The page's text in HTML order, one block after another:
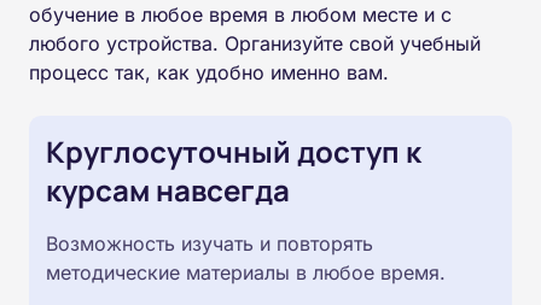
обучение в любое время в любом месте и с
любого устройства. Организуйте свой учебный
процесс так, как удобно именно вам.
Круглосуточный доступ к
курсам навсегда
Возможность изучать и повторять
методические материалы в любое время.